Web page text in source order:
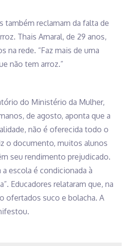
também reclamam da falta de
Thais Amaral, de 29 anos,
na rede. “Faz mais de uma
não tem arroz.”
do Ministério da Mulher,
de agosto, aponta que a
não é oferecida todo o
o documento, muitos alunos
seu rendimento prejudicado.
escola é condicionada à
Educadores relataram que, na
ofertados suco e bolacha. A